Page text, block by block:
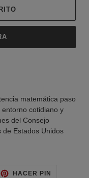
matemática paso
cotidiano y
del Consejo
de Estados Unidos
HACER PIN